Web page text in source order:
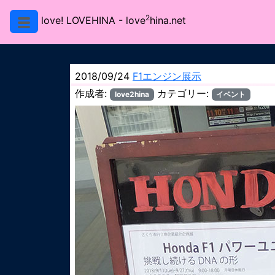
love! LOVEHINA - love2hina.net
2018/09/24 F1エンジン展示
作成者:
love2hina カテゴリー: イベント